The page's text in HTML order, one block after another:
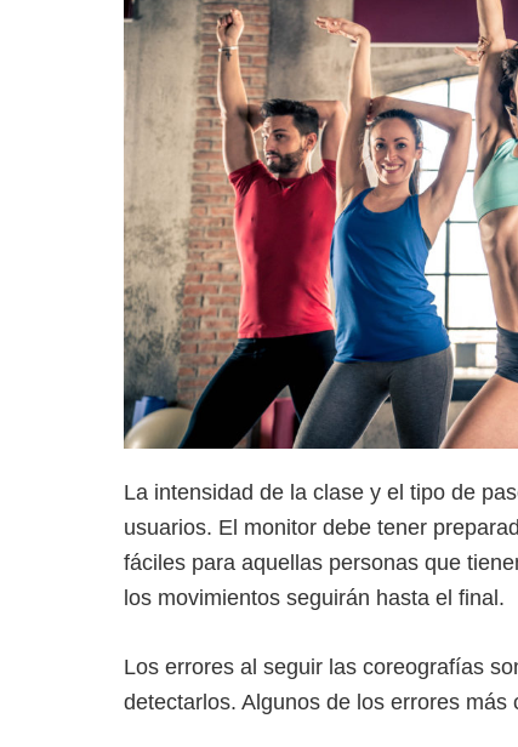
La intensidad de la clase y el tipo de
usuarios. El monitor debe tener
fáciles para aquellas personas que
los movimientos seguirán hasta el final.
Los errores al seguir las coreografías
detectarlos. Algunos de los errores más